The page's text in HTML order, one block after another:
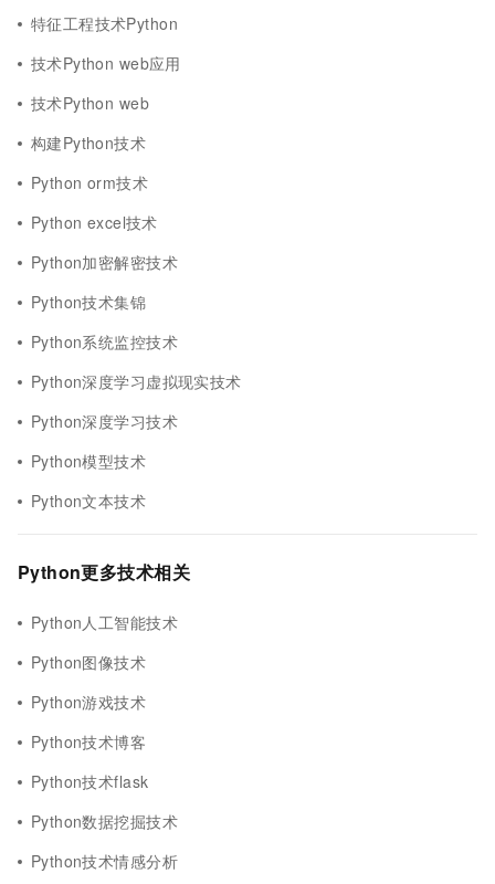
特征工程技术Python
技术Python web应用
技术Python web
构建Python技术
Python orm技术
Python excel技术
Python加密解密技术
Python技术集锦
Python系统监控技术
Python深度学习虚拟现实技术
Python深度学习技术
Python模型技术
Python文本技术
Python更多技术相关
Python人工智能技术
Python图像技术
Python游戏技术
Python技术博客
Python技术flask
Python数据挖掘技术
Python技术情感分析